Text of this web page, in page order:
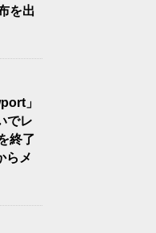
を出
」
でレ
終了
らメ